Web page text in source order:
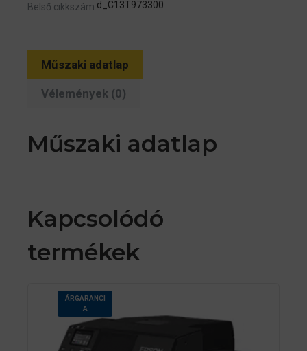
Belső cikkszám:d_C13T973300
Műszaki adatlap
Vélemények (0)
Műszaki adatlap
Kapcsolódó
termékek
ÁRGARANCI
A